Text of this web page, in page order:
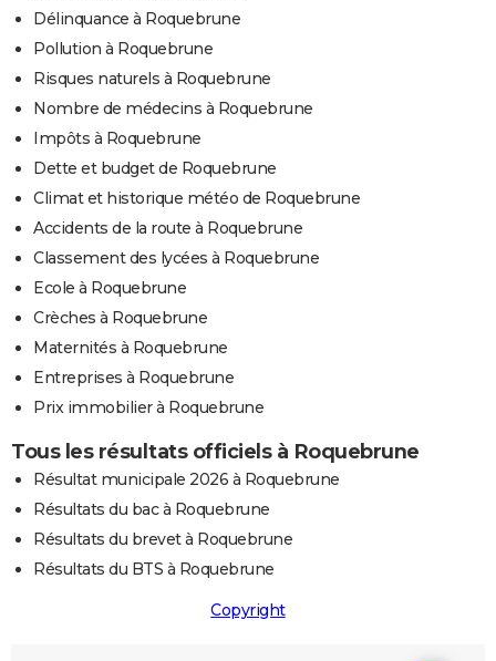
Délinquance à Roquebrune
Pollution à Roquebrune
Risques naturels à Roquebrune
Nombre de médecins à Roquebrune
Impôts à Roquebrune
Dette et budget de Roquebrune
Climat et historique météo de Roquebrune
Accidents de la route à Roquebrune
Classement des lycées à Roquebrune
Ecole à Roquebrune
Crèches à Roquebrune
Maternités à Roquebrune
Entreprises à Roquebrune
Prix immobilier à Roquebrune
Tous les résultats officiels à Roquebrune
Résultat municipale 2026 à Roquebrune
Résultats du bac à Roquebrune
Résultats du brevet à Roquebrune
Résultats du BTS à Roquebrune
Copyright